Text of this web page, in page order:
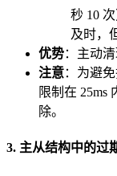
秒 10
及时，
优势：主动
注意：为避
限制在 25ms
除。
3. 主从结构中的过